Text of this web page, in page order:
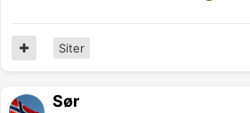
Siter
Sør